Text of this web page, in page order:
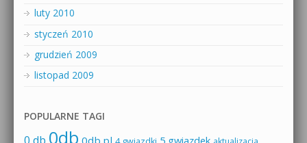
luty 2010
styczeń 2010
grudzień 2009
listopad 2009
POPULARNE TAGI
0db